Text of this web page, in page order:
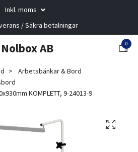
Inkl. moms
/ Säkra betalningar
Nolbox AB 0
Arbetsbänkar & Bord
KOMPLETT, 9-24013-9